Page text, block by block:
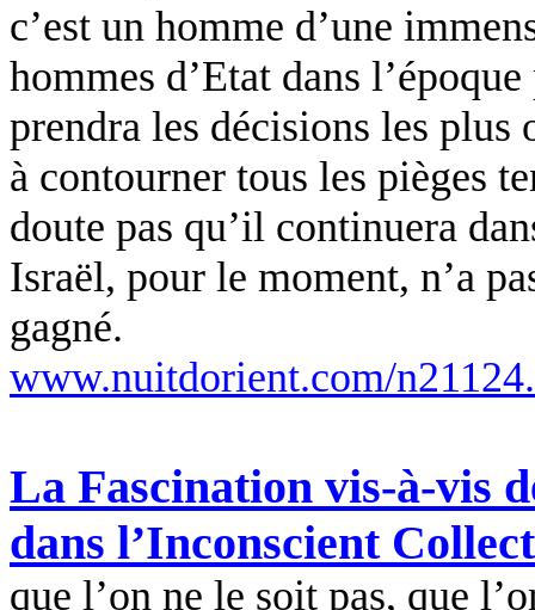
c’est un homme d’une
hommes d’Etat dans
prendra les décisions les plus
à contourner tous les pièges
doute pas qu’il continuera
Israël, pour le moment, n’a
gagné.
www.nuitdorient.com/
La Fascination vis-à-vis
dans l’Inconscient
que l’on ne le soit pas, que